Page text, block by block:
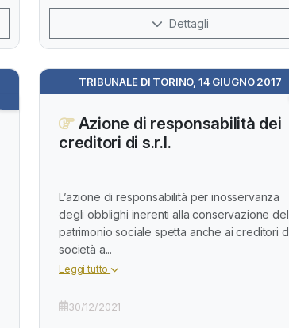
Dettagli
TRIBUNALE DI TORINO, 14 GIUGNO 2017
Azione di responsabilità dei
creditori di s.r.l.
L’azione di responsabilità per inosservanza
degli obblighi inerenti alla conservazione del
patrimonio sociale spetta anche ai creditori
società a...
Leggi tutto
30/12/2021